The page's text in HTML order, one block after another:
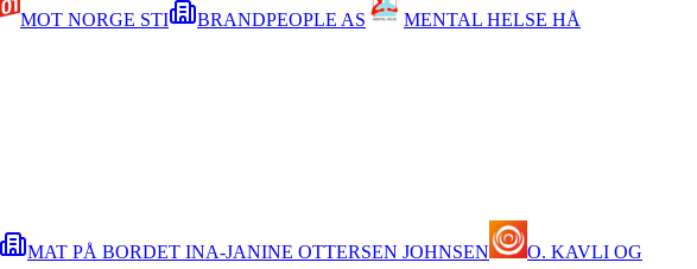
MOT NORGE STI BRANDPEOPLE AS MENTAL HELSE HÅ
MAT PÅ BORDET INA-JANINE OTTERSEN JOHNSEN
O. KAVLI OG